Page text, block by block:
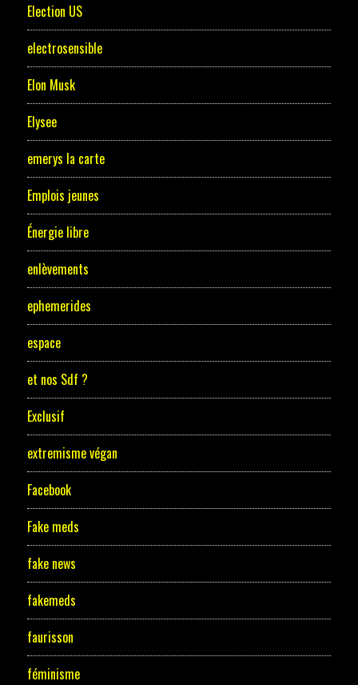
Election US
electrosensible
Elon Musk
Elysee
emerys la carte
Emplois jeunes
Énergie libre
enlèvements
ephemerides
espace
et nos Sdf ?
Exclusif
extremisme végan
Facebook
Fake meds
fake news
fakemeds
faurisson
féminisme